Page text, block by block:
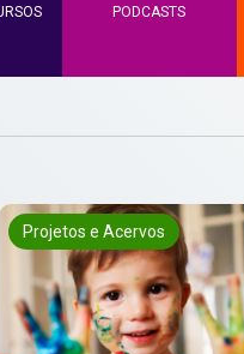
PODCASTS
Projetos e Acervos